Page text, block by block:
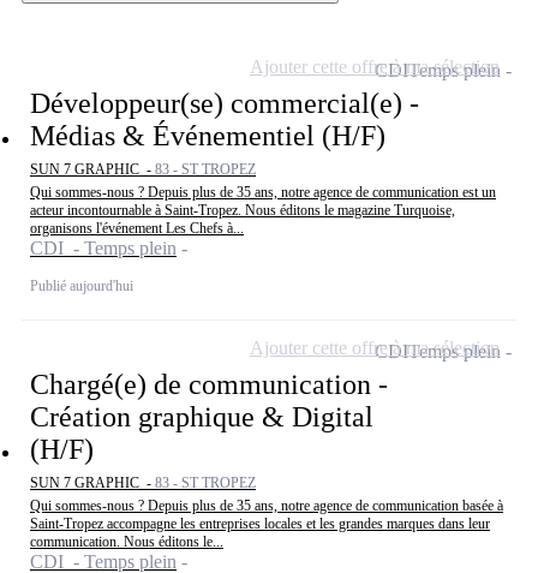
Développeur(se) commercial(e) -
Médias & Événementiel (H/F)
SUN 7 GRAPHIC - 83 - ST TROPEZ
Qui sommes-nous ? Depuis plus de 35 ans, notre agence de communication est un
acteur incontournable à Saint-Tropez. Nous éditons le magazine Turquoise,
organisons l'événement Les Chefs à...
CDI - Temps plein
Publié aujourd'hui
CDITemps plein
Ajouter cette offre à ma sélection
Chargé(e) de communication -
Création graphique & Digital
(H/F)
SUN 7 GRAPHIC - 83 - ST TROPEZ
Qui sommes-nous ? Depuis plus de 35 ans, notre agence de communication basée à
Saint-Tropez accompagne les entreprises locales et les grandes marques dans leur
communication. Nous éditons le...
CDI - Temps plein
CDITemps plein
Ajouter cette offre à ma sélection